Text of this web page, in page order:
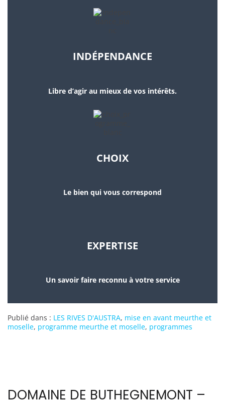
INDÉPENDANCE
Libre d’agir au mieux de vos intérêts.
CHOIX
Le bien qui vous correspond
EXPERTISE
Un savoir faire reconnu à votre service
Publié dans : LES RIVES D'AUSTRA, mise en avant meurthe et
moselle, programme meurthe et moselle, programmes
DOMAINE DE BUTHEGNEMONT –